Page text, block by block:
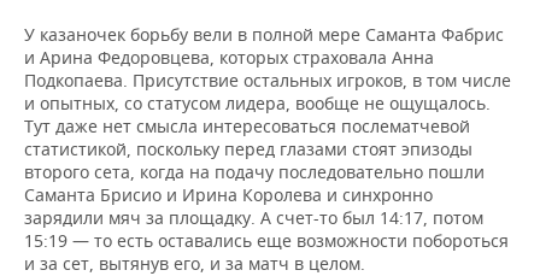
У казаночек борьбу вели в полной мере Саманта Фабрис
и Арина Федоровцева, которых страховала Анна
Подкопаева. Присутствие остальных игроков, в том числе
и опытных, со статусом лидера, вообще не ощущалось.
Тут даже нет смысла интересоваться послематчевой
статистикой, поскольку перед глазами стоят эпизоды
второго сета, когда на подачу последовательно пошли
Саманта Брисио и Ирина Королева и синхронно
зарядили мяч за площадку. А счет-то был 14:17, потом
15:19 — то есть оставались еще возможности побороться
и за сет, вытянув его, и за матч в целом.